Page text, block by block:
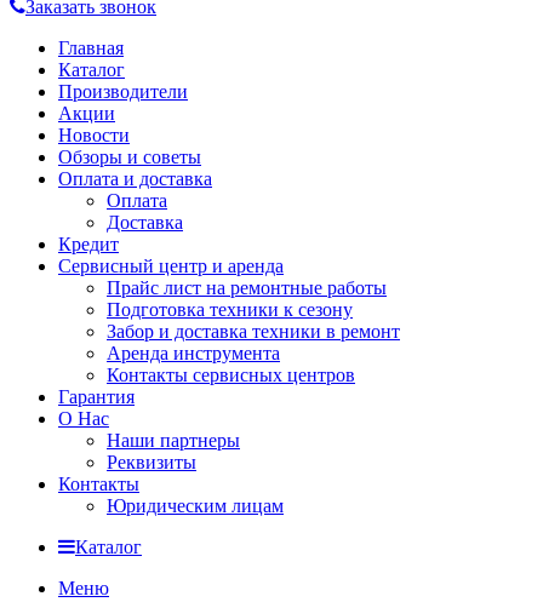
Заказать звонок
Главная
Каталог
Производители
Акции
Новости
Обзоры и советы
Оплата и доставка
Оплата
Доставка
Кредит
Сервисный центр и аренда
Прайс лист на ремонтные работы
Подготовка техники к сезону
Забор и доставка техники в ремонт
Аренда инструмента
Контакты сервисных центров
Гарантия
О Нас
Наши партнеры
Реквизиты
Контакты
Юридическим лицам
Каталог
Меню